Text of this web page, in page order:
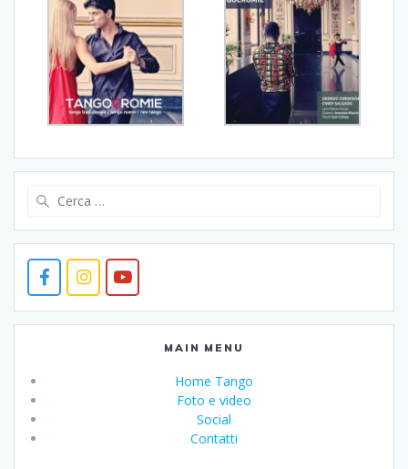
MAIN MENU
Home Tango
Foto e video
Social
Contatti